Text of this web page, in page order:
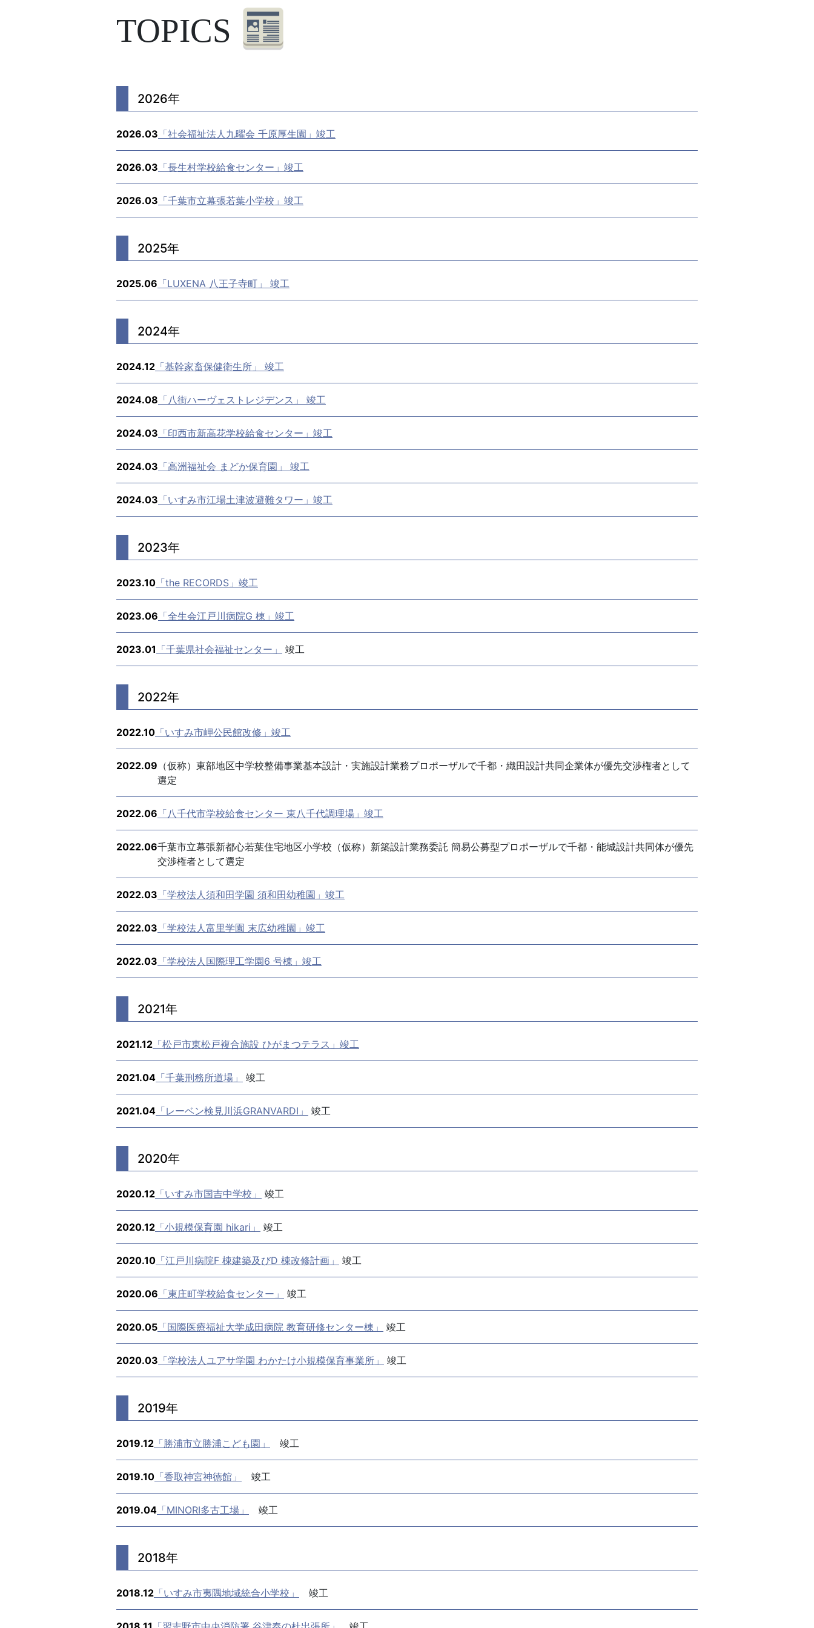
TOPICS
2026年
2026.03 「社会福祉法人九曜会 千原厚生園」竣工
2026.03 「長生村学校給食センター」竣工
2026.03 「千葉市立幕張若葉小学校」竣工
2025年
2025.06 「LUXENA 八王子寺町」 竣工
2024年
2024.12 「基幹家畜保健衛生所」 竣工
2024.08 「八街ハーヴェストレジデンス」 竣工
2024.03 「印西市新高花学校給食センター」竣工
2024.03 「高洲福祉会 まどか保育園」 竣工
2024.03 「いすみ市江場土津波避難タワー」竣工
2023年
2023.10 「the RECORDS」竣工
2023.06 「全生会江戸川病院G 棟」竣工
2023.01 「千葉県社会福祉センター」 竣工
2022年
2022.10 「いすみ市岬公民館改修」竣工
2022.09 （仮称）東部地区中学校整備事業基本設計・実施設計業務プロポーザルで千都・織田設計共同企業体が優先交渉権者として
選定
2022.06 「八千代市学校給食センター 東八千代調理場」竣工
2022.06千葉市立幕張新都心若葉住宅地区小学校（仮称）新築設計業務委託 簡易公募型プロポーザルで千都・能城設計共同体が優先
交渉権者として選定
2022.03 「学校法人須和田学園 須和田幼稚園」竣工
2022.03 「学校法人富里学園 末広幼稚園」竣工
2022.03 「学校法人国際理工学園6 号棟」竣工
2021年
2021.12 「松戸市東松戸複合施設 ひがまつテラス」竣工
2021.04 「千葉刑務所道場」 竣工
2021.04 「レーベン検見川浜GRANVARDI」 竣工
2020年
2020.12 「いすみ市国吉中学校」 竣工
2020.12 「小規模保育園 hikari」 竣工
2020.10 「江戸川病院F 棟建築及びD 棟改修計画」 竣工
2020.06 「東庄町学校給食センター」 竣工
2020.05 「国際医療福祉大学成田病院 教育研修センター棟」 竣工
2020.03 「学校法人ユアサ学園 わかたけ小規模保育事業所」 竣工
2019年
2019.12 「勝浦市立勝浦こども園」 竣工
2019.10 「香取神宮神徳館」 竣工
2019.04 「MINORI多古工場」 竣工
2018年
2018.12 「いすみ市夷隅地域統合小学校」 竣工